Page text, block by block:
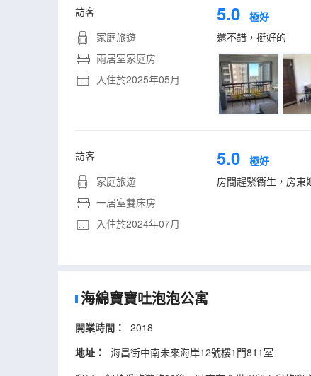
訪客
家庭旅遊
兩居室家庭房
入住於2025年05月
5.0 極好
還不錯，挺好的
訪客
家庭旅遊
一居室雙床房
入住於2024年07月
5.0 極好
房間趕緊衞生，房東
海綿寶寶吐泡泡公寓
開業時間：
2018
地址：
海昌街中南未來海岸12號樓1門811室